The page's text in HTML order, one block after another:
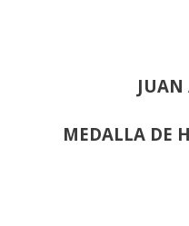
JUAN
MEDALLA DE